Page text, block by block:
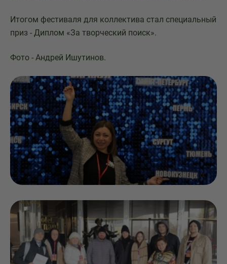
Итогом фестиваля для коллектива стал специальный
приз - Диплом «За творческий поиск».
Фото - Андрей Ишутинов.